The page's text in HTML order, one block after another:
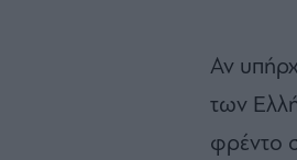
Αν
των
φρέντο